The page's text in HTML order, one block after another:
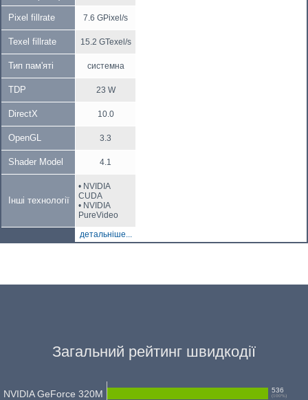
Pixel fillrate 7.6 GPixel/s
Texel fillrate 15.2 GTexel/s
Тип пам'яті системна
TDP 23 W
DirectX 10.0
OpenGL 3.3
Shader Model 4.1
Інші технології
• NVIDIA
CUDA
• NVIDIA
PureVideo
детальніше...
Загальний рейтинг швидкодії
NVIDIA GeForce 320M 536
(100 %)